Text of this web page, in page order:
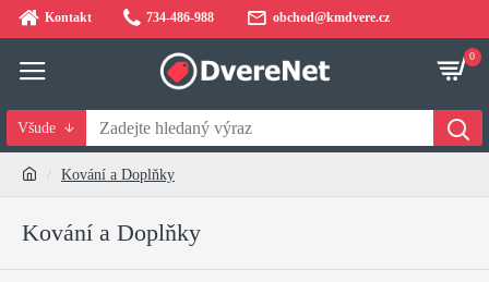
Kontakt 734-486-988 obchod@kmdvere.cz
0
Všude
Kování a Doplňky
Kování a Doplňky